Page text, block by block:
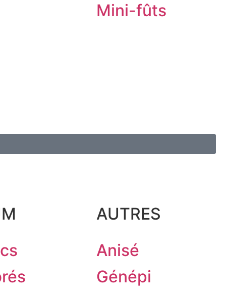
Mini-fûts
AUTRES
Anisé
Génépi